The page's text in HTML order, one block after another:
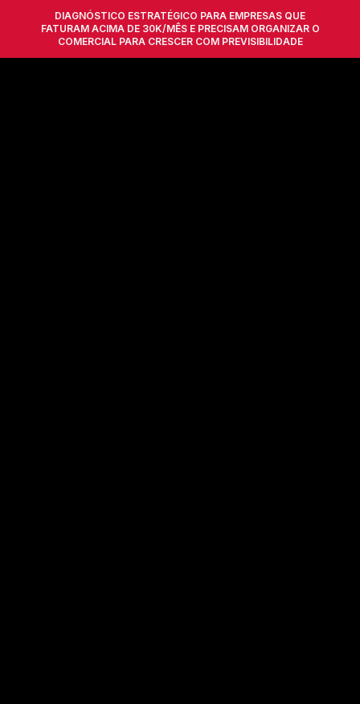
DIAGNÓSTICO ESTRATÉGICO PARA EMPRESAS QUE
FATURAM ACIMA DE 30K/MÊS E PRECISAM ORGANIZAR O
COMERCIAL PARA CRESCER COM PREVISIBILIDADE